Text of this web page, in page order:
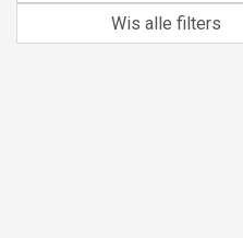
Wis alle filters